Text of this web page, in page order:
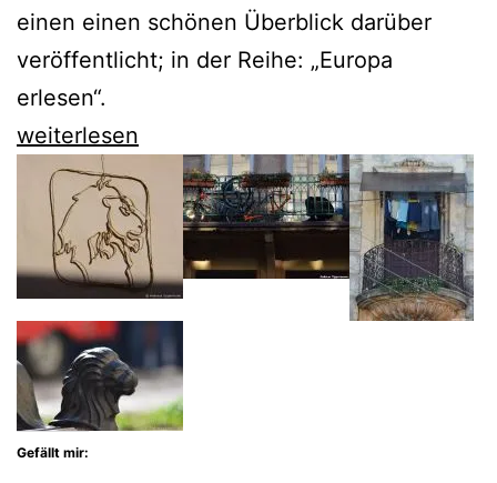
einen einen schönen Überblick darüber
veröffentlicht; in der Reihe: „Europa
erlesen“.
Alois
Woldan
hilft
uns
dabei,
Lemberg
als
Teil
Europas
weiterlesen
Gefällt mir: